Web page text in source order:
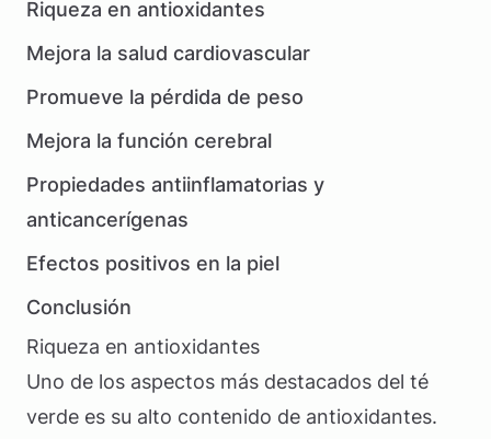
Riqueza en antioxidantes
Mejora la salud cardiovascular
Promueve la pérdida de peso
Mejora la función cerebral
Propiedades antiinflamatorias y
anticancerígenas
Efectos positivos en la piel
Conclusión
Riqueza en antioxidantes
Uno de los aspectos más destacados del té
verde es su alto contenido de antioxidantes.